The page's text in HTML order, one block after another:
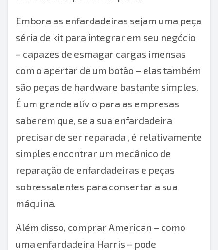
Embora as enfardadeiras sejam uma peça
séria de kit para integrar em seu negócio
– capazes de esmagar cargas imensas
com o apertar de um botão – elas também
são peças de hardware bastante simples.
É um grande alívio para as empresas
saberem que, se a sua enfardadeira
precisar de ser reparada , é relativamente
simples encontrar um mecânico de
reparação de enfardadeiras e peças
sobressalentes para consertar a sua
máquina.
Além disso, comprar American – como
uma enfardadeira Harris – pode